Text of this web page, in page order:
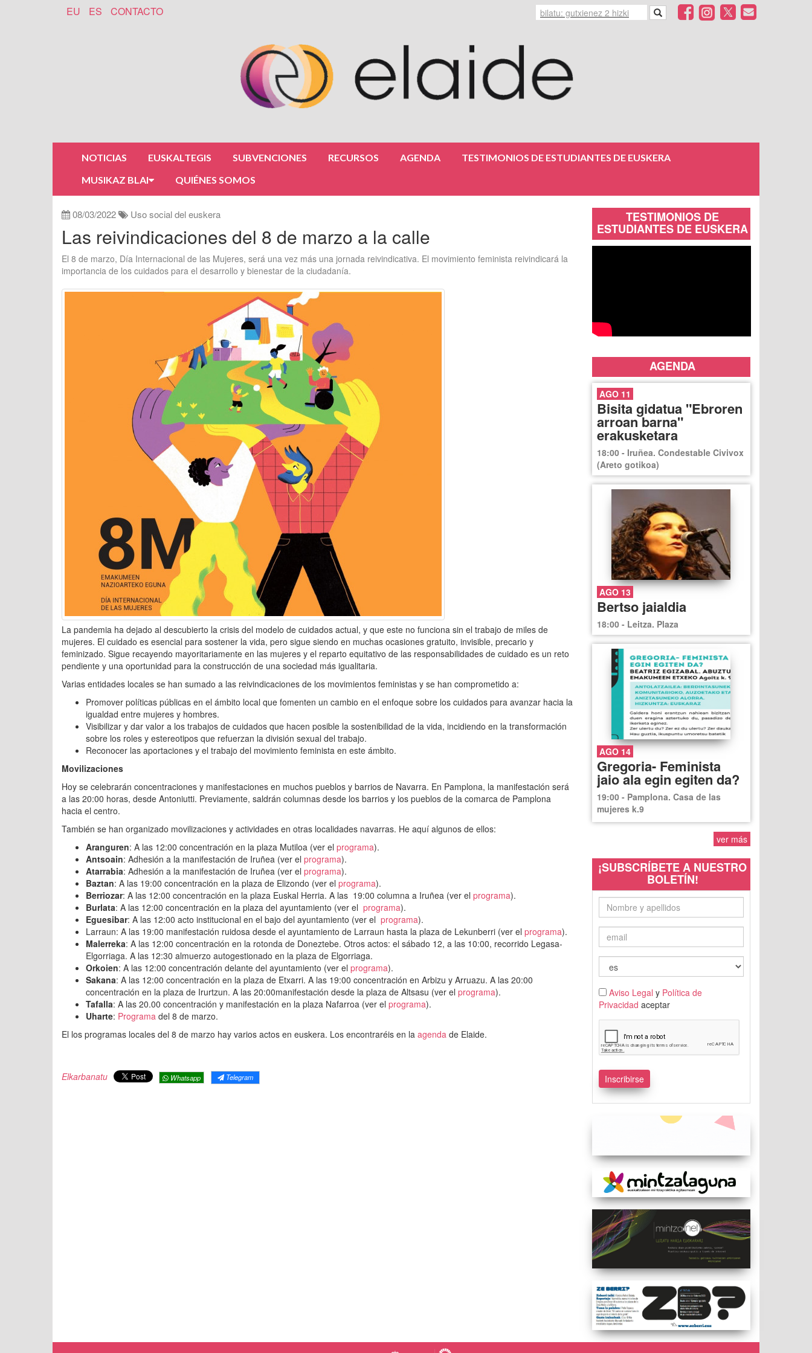
EU ES CONTACTO
NOTICIAS EUSKALTEGIS SUBVENCIONES RECURSOS AGENDA
TESTIMONIOS DE ESTUDIANTES DE EUSKERA
MUSIKAZ BLAI
QUIÉNES SOMOS
08/03/2022 Uso social del euskera
Las reivindicaciones del 8 de marzo a la calle
El 8 de marzo, Día Internacional de las Mujeres, será una vez más una jornada reivindicativa. El movimiento feminista reivindicará la
importancia de los cuidados para el desarrollo y bienestar de la ciudadanía.
La pandemia ha dejado al descubierto la crisis del modelo de cuidados actual, y que este no funciona sin el trabajo de miles de
mujeres. El cuidado es esencial para sostener la vida, pero sigue siendo en muchas ocasiones gratuito, invisible, precario y
feminizado. Sigue recayendo mayoritariamente en las mujeres y el reparto equitativo de las responsabilidades de cuidado es un reto
pendiente y una oportunidad para la construcción de una sociedad más igualitaria.
Varias entidades locales se han sumado a las reivindicaciones de los movimientos feministas y se han comprometido a:
Promover políticas públicas en el ámbito local que fomenten un cambio en el enfoque sobre los cuidados para avanzar hacia la
igualdad entre mujeres y hombres.
Visibilizar y dar valor a los trabajos de cuidados que hacen posible la sostenibilidad de la vida, incidiendo en la transformación
sobre los roles y estereotipos que refuerzan la división sexual del trabajo.
Reconocer las aportaciones y el trabajo del movimiento feminista en este ámbito.
Movilizaciones
Hoy se celebrarán concentraciones y manifestaciones en muchos pueblos y barrios de Navarra. En Pamplona, la manifestación será
a las 20:00 horas, desde Antoniutti. Previamente, saldrán columnas desde los barrios y los pueblos de la comarca de Pamplona
hacia el centro.
También se han organizado movilizaciones y actividades en otras localidades navarras. He aquí algunos de ellos:
Aranguren: A las 12:00 concentración en la plaza Mutiloa (ver el programa).
Antsoain: Adhesión a la manifestación de Iruñea (ver el programa).
Atarrabia: Adhesión a la manifestación de Iruñea (ver el programa).
Baztan: A las 19:00 concentración en la plaza de Elizondo (ver el programa).
Berriozar: A las 12:00 concentración en la plaza Euskal Herria. A las 19:00 columna a Iruñea (ver el programa).
Burlata: A las 12:00 concentración en la plaza del ayuntamiento (ver el programa).
Eguesibar: A las 12:00 acto institucional en el bajo del ayuntamiento (ver el programa).
Larraun: A las 19:00 manifestación ruidosa desde el ayuntamiento de Larraun hasta la plaza de Lekunberri (ver el programa).
Malerreka: A las 12:00 concentración en la rotonda de Doneztebe. Otros actos: el sábado 12, a las 10:00, recorrido Legasa-
Elgorriaga. A las 12:30 almuerzo autogestionado en la plaza de Elgorriaga.
Orkoien: A las 12:00 concentración delante del ayuntamiento (ver el programa).
Sakana: A las 12:00 concentración en la plaza de Etxarri. A las 19:00 concentración en Arbizu y Arruazu. A las 20:00
concentración en la plaza de Irurtzun. A las 20:00manifestación desde la plaza de Altsasu (ver el programa).
Tafalla: A las 20.00 concentración y manifestación en la plaza Nafarroa (ver el programa).
Uharte: Programa del 8 de marzo.
El los programas locales del 8 de marzo hay varios actos en euskera. Los encontraréis en la agenda de Elaide.
Elkarbanatu Whatsapp Telegram
TESTIMONIOS DE
ESTUDIANTES DE EUSKERA
AGENDA
AGO 11
Bisita gidatua "Ebroren
arroan barna"
erakusketara
18:00 - Iruñea. Condestable Civivox
(Areto gotikoa)
AGO 13
Bertso jaialdia
18:00 - Leitza. Plaza
AGO 14
Gregoria- Feminista
jaio ala egin egiten da?
19:00 - Pamplona. Casa de las
mujeres k.9
ver más
¡SUBSCRÍBETE A NUESTRO
BOLETÍN!
Aviso Legal y Política de
Privacidad aceptar